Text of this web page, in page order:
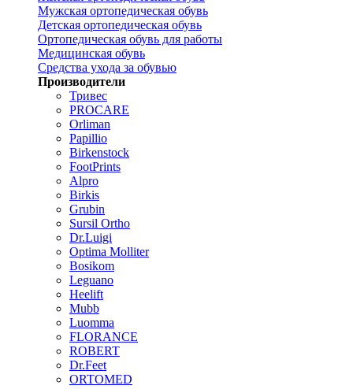
Мужская ортопедическая обувь
Детская ортопедическая обувь
Ортопедическая обувь для работы
Медицинская обувь
Средства ухода за обувью
Производители
Тривес
PROCARE
Orliman
Papillio
Birkenstock
FootPrints
Alpro
Birkis
Grubin
Sursil Ortho
Dr.Luigi
Optima Molliter
Bosikom
Leguano
Heelift
Mubb
Luomma
FLORANCE
ROBERT
Dr.Feet
ORTOMED